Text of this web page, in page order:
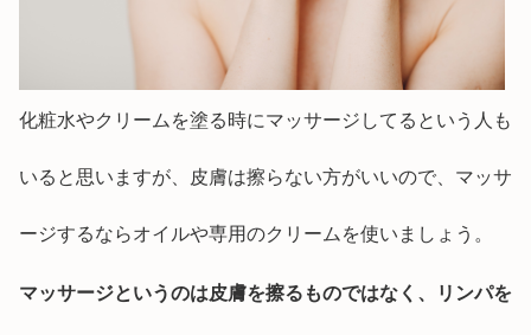
化粧水やクリームを塗る時にマッサージしてるという人も
いると思いますが、皮膚は擦らない方がいいので、マッサ
ージするならオイルや専用のクリームを使いましょう。
マッサージというのは皮膚を擦るものではなく、リンパを